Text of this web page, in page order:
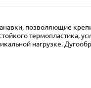
позволяющие
термопластика,
нагрузке.